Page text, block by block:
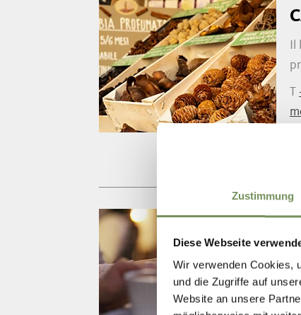
Zustimmung
Diese Webseite
Wir verwenden Cookies,
und die Zugriffe auf
Website an unsere
T
T